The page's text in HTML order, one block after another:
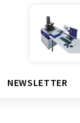
NEWSLETTER